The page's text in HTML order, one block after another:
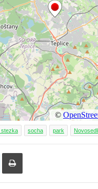
Maxe Schneidera v ZOO
v ZOO Leipzig
slon v ZOO Leipzig
v ZOO Dresden
otrok bojuje s divokým psem
v ZOO Dresden
v ZOO Dresden
s medvíďaty v ZOO Dresden
prasete před vstupem do
stezka socha park
Tisknout